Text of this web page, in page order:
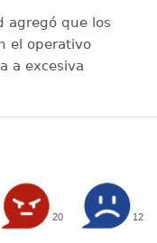
agregó que los
el operativo
a excesiva
20 12